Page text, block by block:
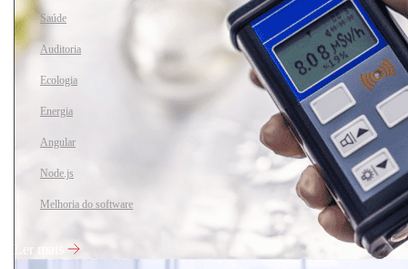
Saúde
Auditoria
Ecologia
Energia
Angular
Node.js
Melhoria do software
Ler mais